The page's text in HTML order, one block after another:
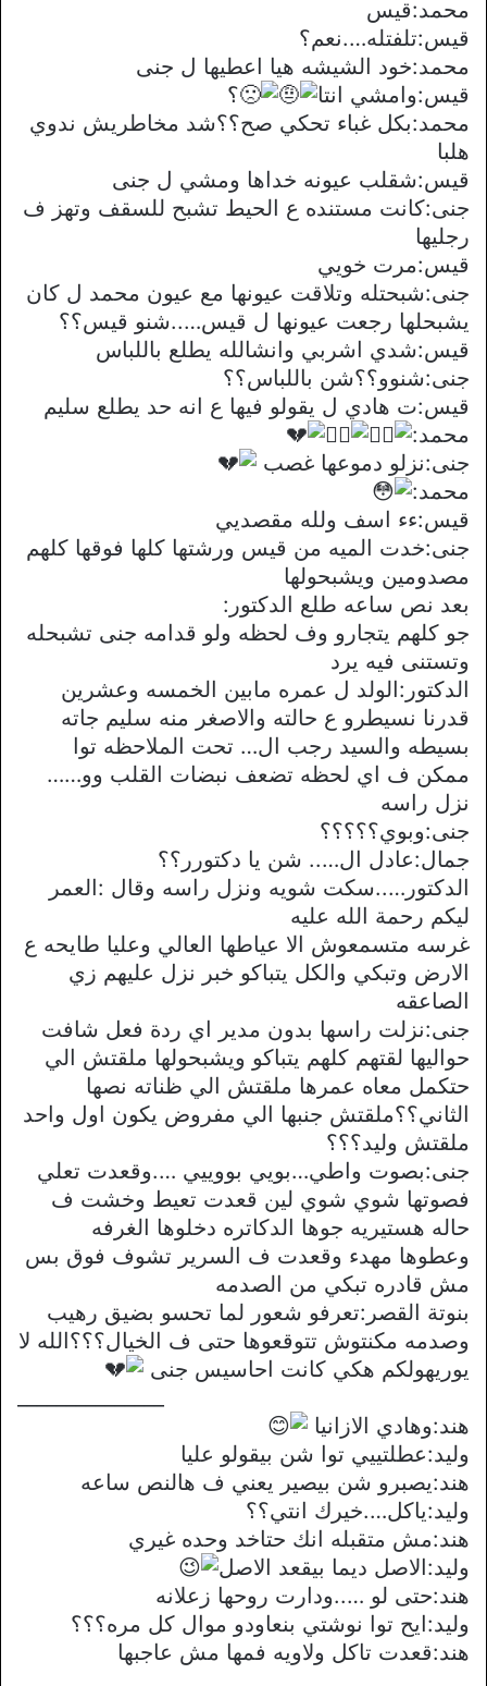
محمد:قيس
قيس:تلفتله….نعم؟
محمد:خود الشيشه هيا اعطيها ل جنى
قيس:وامشي انتا
؟
محمد:بكل غباء تحكي صح؟؟شد مخاطريش ندوي
هلبا
قيس:شقلب عيونه خداها ومشي ل جنى
جنى:كانت مستنده ع الحيط تشبح للسقف وتهز ف
رجليها
قيس:مرت خويي
جنى:شبحتله وتلاقت عيونها مع عيون محمد ل كان
يشبحلها رجعت عيونها ل قيس…..شنو قيس؟؟
قيس:شدي اشربي وانشالله يطلع باللباس
جنى:شنوو؟؟شن باللباس؟؟
قيس:ت هادي ل يقولو فيها ع انه حد يطلع سليم
محمد:
جنى:نزلو دموعها غصب
محمد:
قيس:ءء اسف ولله مقصديي
جنى:خدت الميه من قيس ورشتها كلها فوقها كلهم
مصدومين ويشبحولها
بعد نص ساعه طلع الدكتور:
جو كلهم يتجارو وف لحظه ولو قدامه جنى تشبحله
وتستنى فيه يرد
الدكتور:الولد ل عمره مابين الخمسه وعشرين
قدرنا نسيطرو ع حالته والاصغر منه سليم جاته
بسيطه والسيد رجب ال… تحت الملاحظه توا
ممكن ف اي لحظه تضعف نبضات القلب وو……
نزل راسه
جنى:وبوي؟؟؟؟؟
جمال:عادل ال….. شن يا دكتورر؟؟
الدكتور…..سكت شويه ونزل راسه وقال :العمر
ليكم رحمة الله عليه
غرسه متسمعوش الا عياطها العالي وعليا طايحه ع
الارض وتبكي والكل يتباكو خبر نزل عليهم زي
الصاعقه
جنى:نزلت راسها بدون مدير اي ردة فعل شافت
حواليها لقتهم كلهم يتباكو ويشبحولها ملقتش الي
حتكمل معاه عمرها ملقتش الي ظناته نصها
الثاني؟؟ملقتش جنبها الي مفروض يكون اول واحد
ملقتش وليد؟؟؟
جنى:بصوت واطي…بويي بووييي ….وقعدت تعلي
فصوتها شوي شوي لين قعدت تعيط وخشت ف
حاله هستيريه جوها الدكاتره دخلوها الغرفه
وعطوها مهدء وقعدت ف السرير تشوف فوق بس
مش قادره تبكي من الصدمه
بنوتة القصر:تعرفو شعور لما تحسو بضيق رهيب
وصدمه مكنتوش تتوقعوها حتى ف الخيال؟؟؟الله لا
يوريهولكم هكي كانت احاسيس جنى
هند:وهادي الازانيا
وليد:عطلتييي توا شن بيقولو عليا
هند:يصبرو شن بيصير يعني ف هالنص ساعه
وليد:ياكل….خيرك انتي؟؟
هند:مش متقبله انك حتاخد وحده غيري
وليد:الاصل ديما بيقعد الاصل
هند:حتى لو …..ودارت روحها زعلانه
وليد:ايح توا نوشتي بنعاودو موال كل مره؟؟؟
هند:قعدت تاكل ولاويه فمها مش عاجبها